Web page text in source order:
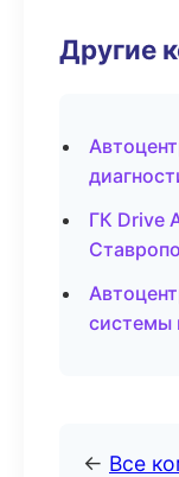
Другие
ГК Drive
системы
← Все